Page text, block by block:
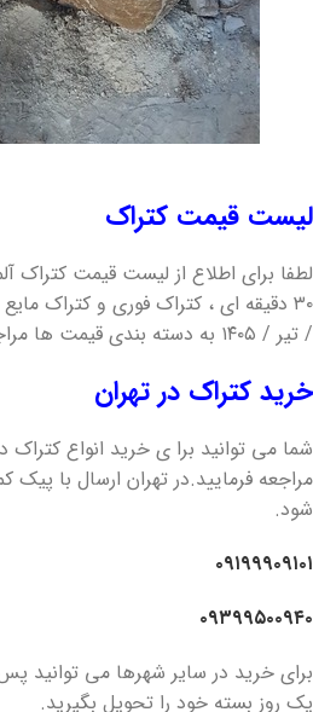
لیست قیمت کتراک
لطفا برای اطلاع از لیست قیمت کتراک
/ تیر / ۱۴۰۵ به دسته بندی قیمت ها مراجعه کنید .
خرید کتراک در تهران
شما می توانید برا ی خرید انواع
مراجعه فرمایید.در تهران ارسال با
شود.
۰۹۱۹۹۹۰۹۱۰۱
۰۹۳۹۹۵۰۰۹۴۰
برای خرید در سایر شهرها می توانید
یک روز بسته خود را تحویل بگیرید.